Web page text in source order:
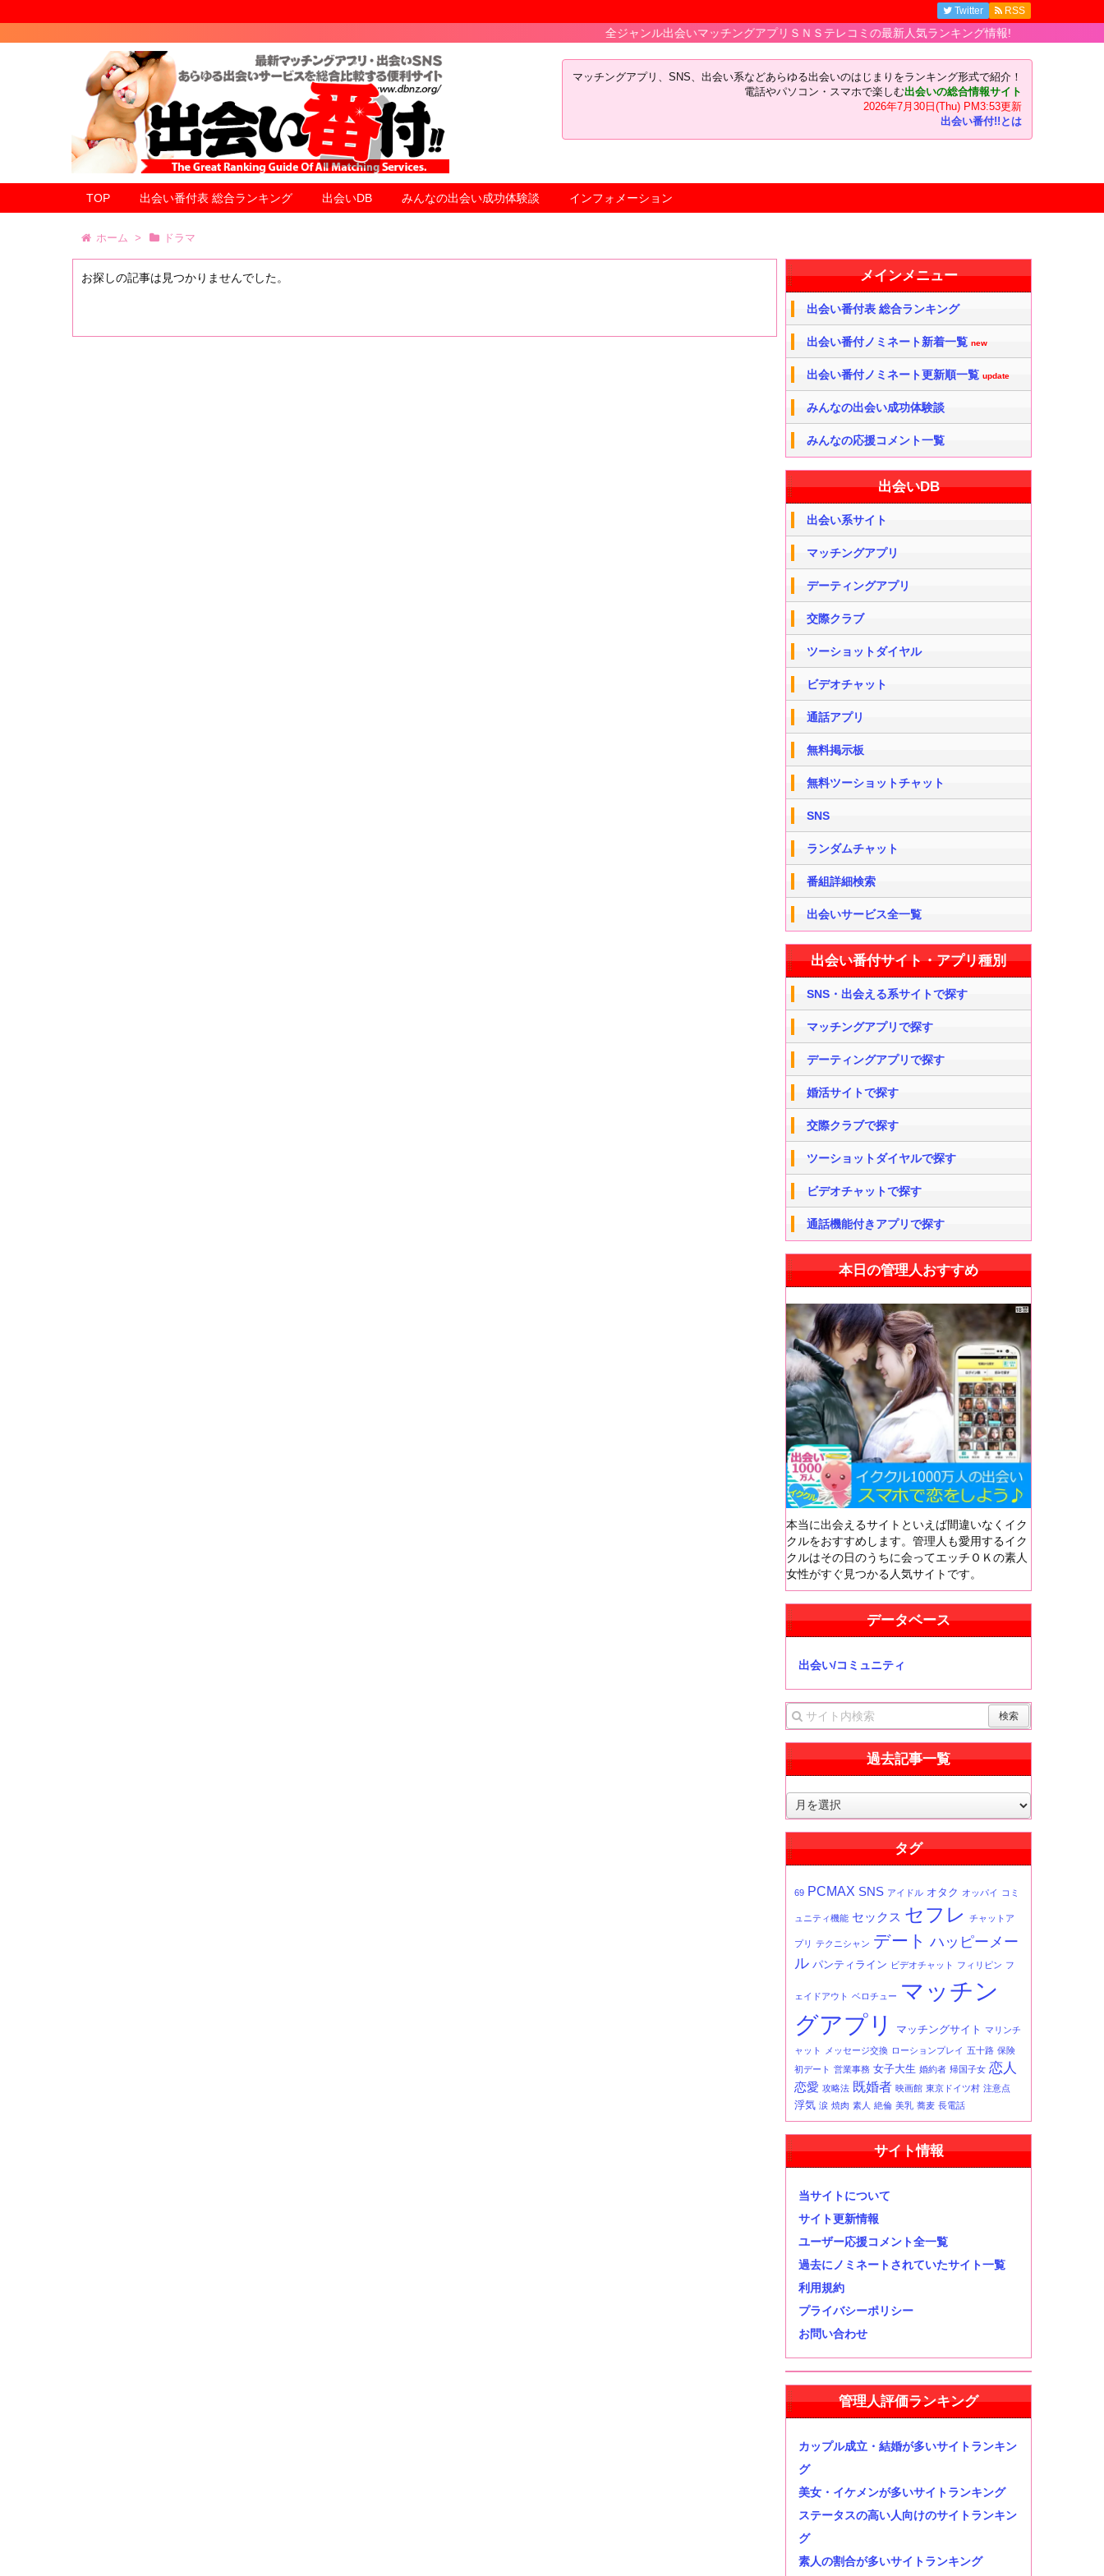
全ジャンル出会いマッチングアプリＳＮＳテレコミの最新人気ランキング情報!
マッチングアプリ、SNS、出会い系などあらゆる出会いのはじまりをランキング形式で紹介！
電話やパソコン・スマホで楽しむ出会いの総合情報サイト
2026年7月30日(Thu) PM3:53更新
出会い番付!!とは
TOP 出会い番付表 総合ランキング 出会いDB みんなの出会い成功体験談 インフォメーション
Twitter RSS
ホーム > ドラマ
お探しの記事は見つかりませんでした。 メインメニュー
出会い番付表 総合ランキング
出会い番付ノミネート新着一覧 new
出会い番付ノミネート更新順一覧 update
みんなの出会い成功体験談
みんなの応援コメント一覧
出会いDB
出会い系サイト
マッチングアプリ
デーティングアプリ
交際クラブ
ツーショットダイヤル
ビデオチャット
通話アプリ
無料掲示板
無料ツーショットチャット
SNS
ランダムチャット
番組詳細検索
出会いサービス全一覧
出会い番付サイト・アプリ種別
SNS・出会える系サイトで探す
マッチングアプリで探す
デーティングアプリで探す
婚活サイトで探す
交際クラブで探す
ツーショットダイヤルで探す
ビデオチャットで探す
通話機能付きアプリで探す
本日の管理人おすすめ
本当に出会えるサイトといえば間違いなくイク
クルをおすすめします。管理人も愛用するイク
クルはその日のうちに会ってエッチＯＫの素人
女性がすぐ見つかる人気サイトです。
データベース
出会い/コミュニティ
過去記事一覧
去
記
事
一
タグ
69 PCMAX SNS アイドル オタク オッパイ コミ
ュニティ機能 セックス セフレ チャットア
プリ テクニシャン デート ハッピーメー
ル パンティライン ビデオチャット フィリピン フ
ェイドアウト ベロチュー マッチン
グアプリ
マッチングサイト マリンチ
ャット メッセージ交換 ローションプレイ 五十路 保険
初デート 営業事務 女子大生 婚約者 帰国子女 恋人
恋愛 攻略法 既婚者 映画館 東京ドイツ村 注意点
浮気 涙 焼肉 素人 絶倫 美乳 蕎麦 長電話
サイト情報
当サイトについて
サイト更新情報
ユーザー応援コメント全一覧
過去にノミネートされていたサイト一覧
利用規約
プライバシーポリシー
お問い合わせ
管理人評価ランキング
カップル成立・結婚が多いサイトランキン
グ
美女・イケメンが多いサイトランキング
ステータスの高い人向けのサイトランキン
グ
素人の割合が多いサイトランキング